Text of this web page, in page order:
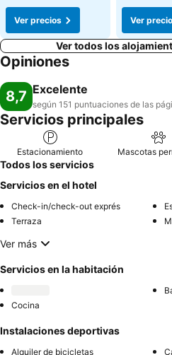
Ver precios Ver
Ver todos los
Opiniones
8,7 Excelente
según 151 puntuaciones de las
Servicios principales
Estacionamiento Mascotas
Todos los servicios
Servicios en el hotel
Check-in/check-out exprés
Terraza
Ver más
Servicios en la habitación
Cocina
Instalaciones deportivas
Alquiler de bicicletas